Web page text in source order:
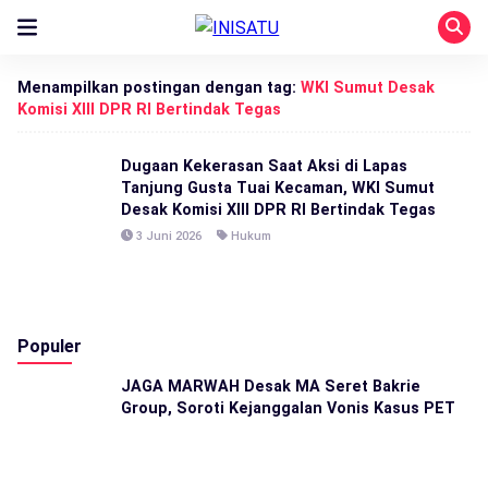
Menampilkan postingan dengan tag: WKI Sumut Desak
Komisi XIII DPR RI Bertindak Tegas
Dugaan Kekerasan Saat Aksi di Lapas
Tanjung Gusta Tuai Kecaman, WKI Sumut
Desak Komisi XIII DPR RI Bertindak Tegas
3 Juni 2026 Hukum
Populer
JAGA MARWAH Desak MA Seret Bakrie
Group, Soroti Kejanggalan Vonis Kasus PET